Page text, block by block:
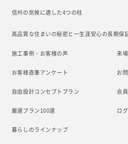
信州の気候に適した4つの柱
高品質な住まいの秘密と一生涯安心の長期保
施工事例・お客様の声
お客様直筆アンケート
自由設計コンセプトプラン
厳選プラン100選
暮らしのラインナップ
来
お
会
ロ